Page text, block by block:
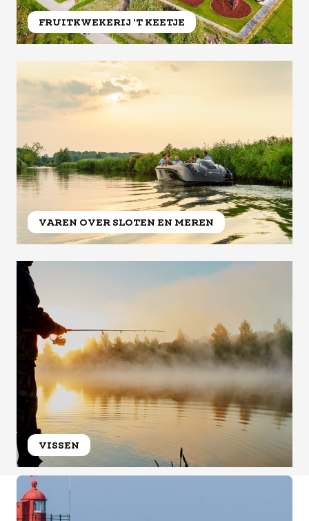
FRUITKWEKERIJ 'T KEETJE
VAREN OVER SLOTEN EN MEREN
VISSEN